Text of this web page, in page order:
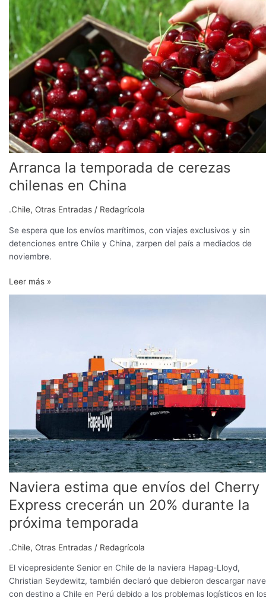
Arranca la temporada de cerezas
chilenas en China
.Chile, Otras Entradas / Redagrícola
Se espera que los envíos marítimos, con viajes exclusivos y sin
detenciones entre Chile y China, zarpen del país a mediados de
noviembre.
la
temporada
de
cerezas
chilenas
en
Leer más »
Naviera estima que envíos del Cherry
Express crecerán un 20% durante la
próxima temporada
.Chile, Otras Entradas / Redagrícola
El vicepresidente Senior en Chile de la naviera Hapag-Lloyd,
Christian Seydewitz, también declaró que debieron descargar
con destino a Chile en Perú debido a los problemas logísticos en
crecerán
durante
la
próxima
temporada